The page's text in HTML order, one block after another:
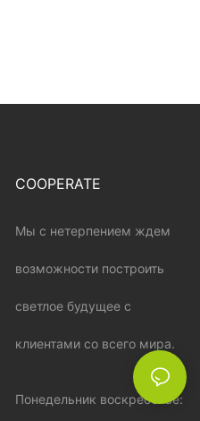
COOPERATE
Мы с нетерпением ждем
возможности построить
светлое будущее с
клиентами со всего мира.
Понедельник воскресенье: